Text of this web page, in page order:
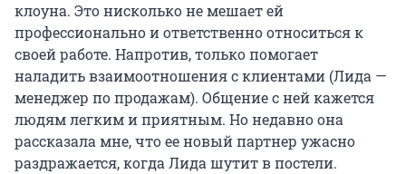
клоуна. Это нисколько не мешает ей
профессионально и ответственно относиться к
своей работе. Напротив, только помогает
наладить взаимоотношения с клиентами (Лида —
менеджер по продажам). Общение с ней кажется
людям легким и приятным. Но недавно она
рассказала мне, что ее новый партнер ужасно
раздражается, когда Лида шутит в постели.